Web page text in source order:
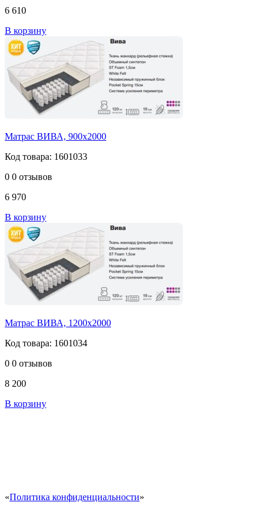
6 610
В корзину
Матрас ВИВА, 900х2000
Код товара: 1601033
0 0 отзывов
6 970
В корзину
Матрас ВИВА, 1200х2000
Код товара: 1601034
0 0 отзывов
8 200
В корзину
«Политика конфиденциальности»